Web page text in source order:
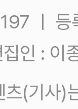
ㅣ
인 : 이
(기사)